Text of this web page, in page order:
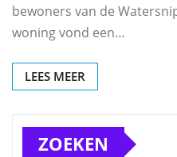
bewoners van de
woning vond een…
LEES MEER
ZOEKEN